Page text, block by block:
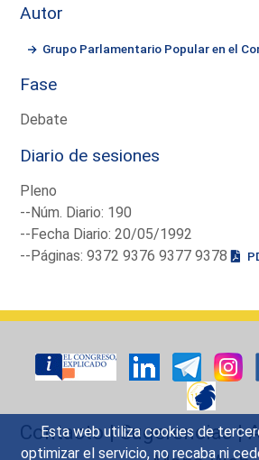
Esta web utiliza cookies de
optimizar el servicio, no recaba ni
Autor
Grupo Parlamentario Popular en el
Fase
Debate
Diario de sesiones
Pleno
--Núm. Diario: 190
--Fecha Diario: 20/05/1992
--Páginas: 9372 9376 9377 9378
Contacto|Sugerencias|